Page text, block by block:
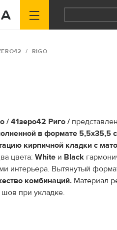
RIGO
/ 41зеро42 Риго /
в формате 5,5х35,5
кирпичной кладки с
цвета: White и Black
интерьера. Вытянутый
комбинаций. Материал
при укладке.